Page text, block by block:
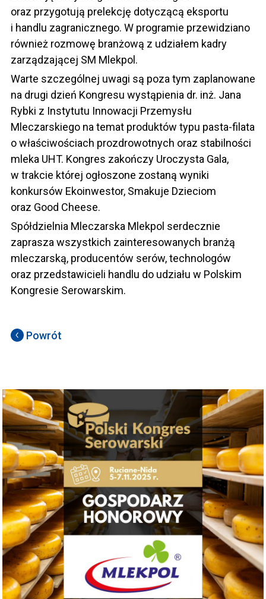
oraz przygotują prelekcję dotyczącą eksportu
i handlu zagranicznego. W programie przewidziano
również rozmowę branżową z udziałem kadry
zarządzającej SM Mlekpol.
Warte szczególnej uwagi są poza tym zaplanowane
na drugi dzień Kongresu wystąpienia dr. inż. Jana
Rybki z Instytutu Innowacji Przemysłu
Mleczarskiego na temat produktów typu pasta-filata
o właściwościach prozdrowotnych oraz stabilności
mleka UHT. Kongres zakończy Uroczysta Gala,
w trakcie której ogłoszone zostaną wyniki
konkursów Ekoinwestor, Smakuje Dzieciom
oraz Good Cheese.
Spółdzielnia Mleczarska Mlekpol serdecznie
zaprasza wszystkich zainteresowanych branżą
mleczarską, producentów serów, technologów
oraz przedstawicieli handlu do udziału w Polskim
Kongresie Serowarskim.
Powrót